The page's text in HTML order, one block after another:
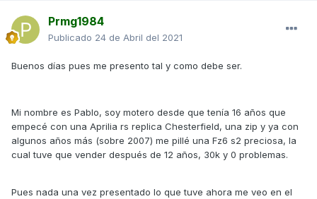
Prmg1984
Publicado 24 de Abril del 2021
Buenos días pues me presento tal y como debe ser.
Mi nombre es Pablo, soy motero desde que tenía 16 años que
empecé con una Aprilia rs replica Chesterfield, una zip y ya con
algunos años más (sobre 2007) me pillé una Fz6 s2 preciosa, la
cual tuve que vender después de 12 años, 30k y 0 problemas.
Pues nada una vez presentado lo que tuve ahora me veo en el